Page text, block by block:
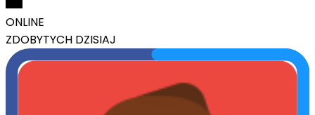
ONLINE
ZDOBYTYCH DZISIAJ